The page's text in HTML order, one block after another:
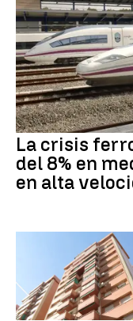
La crisis
del 8% en
en alta